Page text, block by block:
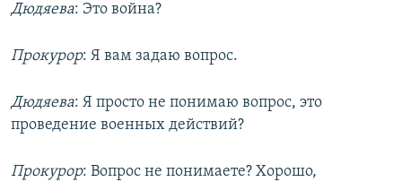
Дюдяева: Это война?
Прокурор: Я вам задаю вопрос.
Дюдяева: Я просто не понимаю вопрос, это
проведение военных действий?
Прокурор: Вопрос не понимаете? Хорошо,